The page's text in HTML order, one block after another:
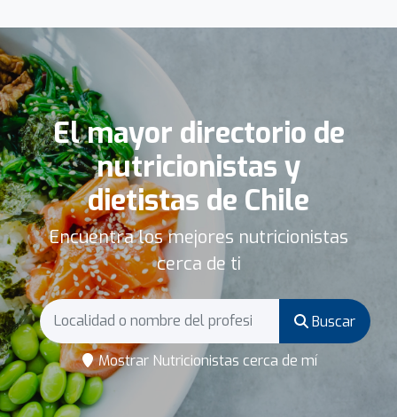
El mayor directorio de
nutricionistas y
dietistas de Chile
Encuentra los mejores nutricionistas
cerca de ti
Buscar
Mostrar Nutricionistas cerca de mí